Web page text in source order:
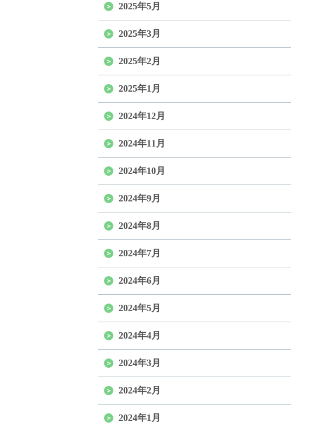
2025年5月
2025年3月
2025年2月
2025年1月
2024年12月
2024年11月
2024年10月
2024年9月
2024年8月
2024年7月
2024年6月
2024年5月
2024年4月
2024年3月
2024年2月
2024年1月